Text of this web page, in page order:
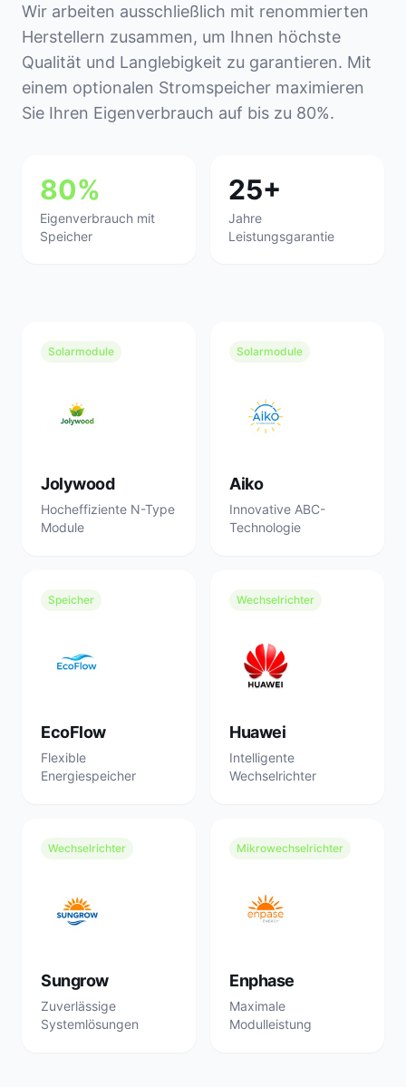
Wir arbeiten ausschließlich mit renommierten
Herstellern zusammen, um Ihnen höchste
Qualität und Langlebigkeit zu garantieren. Mit
einem optionalen Stromspeicher maximieren
Sie Ihren Eigenverbrauch auf bis zu 80%.
80%
Eigenverbrauch mit
Speicher
25+
Jahre
Leistungsgarantie
Solarmodule
Jolywood
Hocheffiziente N-Type
Module
Solarmodule
Aiko
Innovative ABC-
Technologie
Speicher
EcoFlow
Flexible
Energiespeicher
Wechselrichter
Huawei
Intelligente
Wechselrichter
Wechselrichter
Sungrow
Zuverlässige
Systemlösungen
Mikrowechselrichter
Enphase
Maximale
Modulleistung